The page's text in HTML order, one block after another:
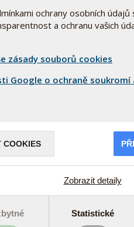
zdravou cirkulaci krve. Když
za velmi dobře snášený
nohou.
čtěte zde
ochrany osobních
a ochranu vašich
zásady souborů cookies
Google o ochraně soukromí
COOKIES
Zobrazit detaily
Statistické